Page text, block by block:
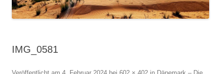
IMG_0581